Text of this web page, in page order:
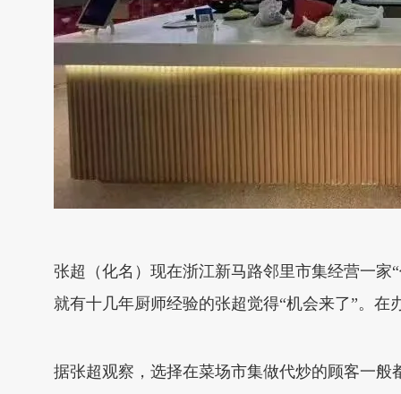
张超（化名）现在浙江新马路邻里市集经营一
就有十几年厨师经验的张超觉得“机会来了”。
据张超观察，选择在菜场市集做代炒的顾客一